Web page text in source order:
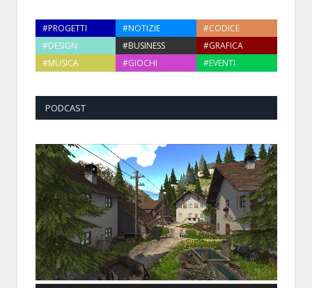
#PROGETTI #NOTIZIE
#CODICE
#DESIGN
#BUSINESS
#GRAFICA
#MUSICA
#GIOCHI #EVENTI
PODCAST